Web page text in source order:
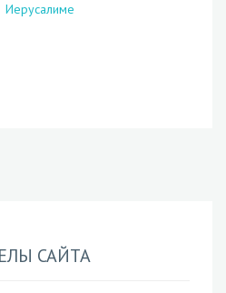
Иерусалиме
САЙТА